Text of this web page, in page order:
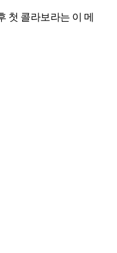
첫 콜라보라는 이 메